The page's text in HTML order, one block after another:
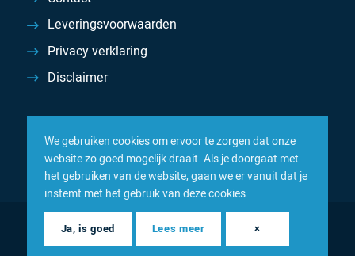
Leveringsvoorwaarden
Privacy verklaring
Disclaimer
© 2026 Inacom — Sterk in spareparts, consumables en
componenten
We gebruiken cookies om ervoor te zorgen dat onze
website zo goed mogelijk draait. Als je doorgaat met
het gebruiken van de website, gaan we er vanuit dat je
instemt met het gebruik van deze cookies.
Ja, is goed Lees meer ×